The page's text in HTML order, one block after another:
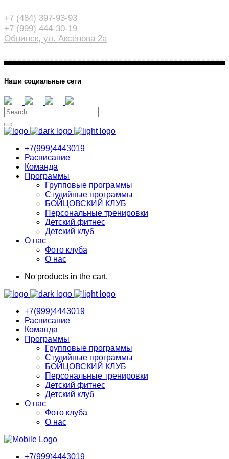
+7 (484) 397-93-93
+7 (999) 444-30-19
Обнинск, ул. Аксёнова 2а
Наши социальные сети
+7(999)4443019
Расписание
Команда
Программы
Групповые программы
Студийные программы
БОЙЦОВСКИЙ КЛУБ
Персональные тренировки
Детский фитнес
Детский клуб
О нас
Фото клуба
О нас
No products in the cart.
+7(999)4443019
Расписание
Команда
Программы
Групповые программы
Студийные программы
БОЙЦОВСКИЙ КЛУБ
Персональные тренировки
Детский фитнес
Детский клуб
О нас
Фото клуба
О нас
+7(999)4443019